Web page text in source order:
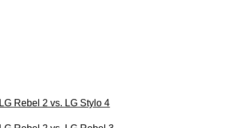
LG Rebel 2 vs. LG Stylo 4